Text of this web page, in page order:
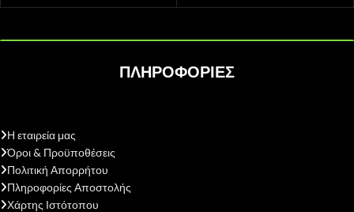
ΠΛΗΡΟΦΟΡΙΕΣ
Η εταιρεία μας
Όροι & Προϋποθέσεις
Πολιτική Απορρήτου
Πληροφορίες Αποστολής
Χάρτης Ιστότοπου